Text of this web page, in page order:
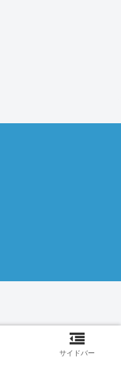
サイドバー